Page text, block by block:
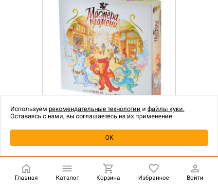
1-5 60 14+
Следующая предзаказная кампания отGaGa
Главная Каталог Корзина Избранное Войти
Используем рекомендательные технологии и файлы куки.
Оставаясь с нами, вы соглашаетесь на их применение
OK